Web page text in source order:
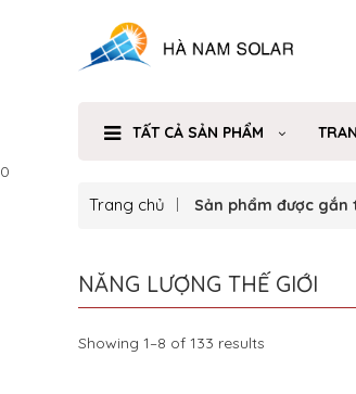
TẤT CẢ SẢN PHẨM
0
Trang chủ Sản phẩm được gắn
NĂNG LƯỢNG THẾ GIỚI
Showing 1–8 of 133 results